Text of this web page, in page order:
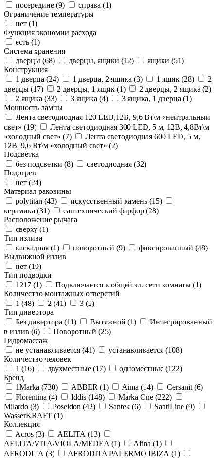
посередине (9) справа (1)
Ограничение температуры
нет (1)
Функция экономии расхода
есть (1)
Система хранения
дверцы (68) дверцы, ящики (12) ящики (51)
Конструкция
1 дверца (24) 1 дверца, 2 ящика (3) 1 ящик (28)
2
дверцы (17) 2 дверцы, 1 ящик (1) 2 дверцы, 2 ящика (2)
2 ящика (33) 3 ящика (4) 3 ящика, 1 дверца (1)
Мощность лампы
Лента светодиодная 120 LED,12В, 9,6 Вт\м «нейтральный
свет» (19)
Лента светодиодная 300 LED, 5 м, 12В, 4,8Вт\м
«холодный свет» (7)
Лента светодиодная 600 LED, 5 м,
12В, 9,6 Вт\м «холодный свет» (2)
Подсветка
без подсветки (8) светодиодная (32)
Подогрев
нет (24)
Материал раковины
polytitan (43) искусственный камень (15)
керамика (31) сантехнический фарфор (28)
Расположение рычага
сверху (1)
Тип излива
каскадная (1) поворотный (9) фиксированный (48)
Выдвижной излив
нет (19)
Тип подводки
1217 (1) Подключается к общей эл. сети комнаты (1)
Количество монтажных отверстий
1 (48) 2 (41) 3 (2)
Тип дивертора
Без дивертора (11) Вытяжной (1)
Интегрированный
в излив (6) Поворотный (25)
Гидромассаж
не устанавливается (41) устанавливается (108)
Количество человек
1 (16) двухместные (17) одноместные (122)
Бренд
1Marka (730) ABBER (1) Aima (14) Cersanit (6)
Florentina (4) Iddis (148) Marka One (222)
Milardo (3) Poseidon (42) Santek (6) SantiLine (9)
WasserKRAFT (1)
Коллекция
Acros (3) AELITA (13)
AELITA/VITA/VIOLA/MEDEA (1) Afina (1)
AFRODITA (3) AFRODITA PALERMO IBIZA (1)